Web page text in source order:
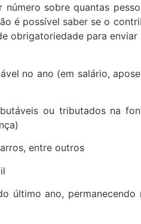
sobre quantas
é possível saber se o
obrigatoriedade para enviar
no ano (em salário,
ou tributados na
entre outros
último ano, permanecendo